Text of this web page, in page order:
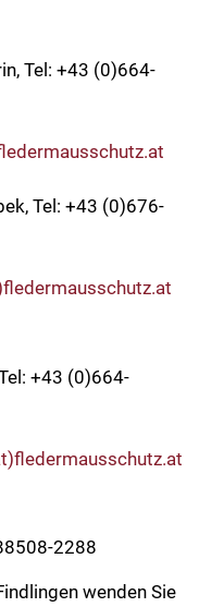
Tel: +43 (0)664-
Tel: +43 (0)676-
+43 (0)664-
2288
wenden Sie